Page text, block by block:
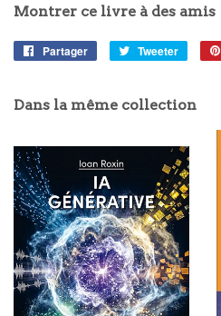
Montrer ce livre à des amis
Partager
PartagerTweeter
Tweeter
Dans la même collection